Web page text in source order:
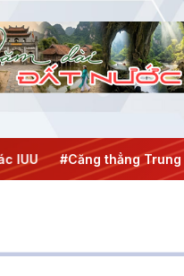
#Căng thẳng Trung Đông